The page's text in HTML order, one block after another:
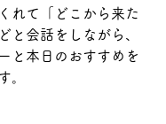
れて「どこから来た
と会話をしながら、
と本日のおすすめを
。